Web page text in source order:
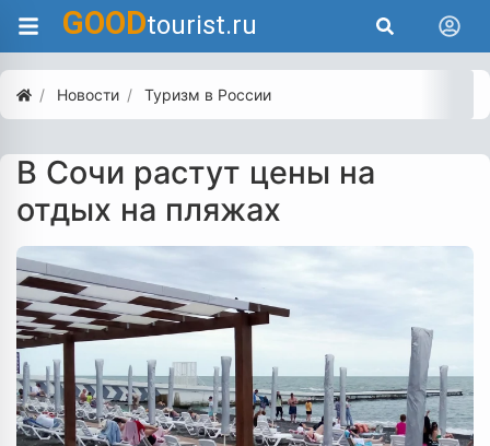
GOODtourist.ru
Новости Туризм в России
В Сочи растут цены на
отдых на пляжах